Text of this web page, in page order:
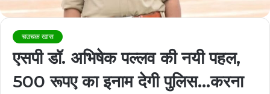
चउचक खास
एसपी डॉ. अभिषेक पल्लव की नयी पहल,
500 रूपए का इनाम देगी पुलिस…करना